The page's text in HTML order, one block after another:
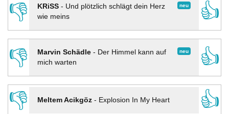
👎
neu
KRiSS- Und plötzlich schlägt dein Herz
wie meins
👍
👎 neu
Marvin Schädle- Der Himmel kann auf
mich warten
👍
👎
Meltem Acikgöz- Explosion In My Heart
👍